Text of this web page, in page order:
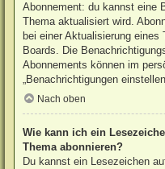
Abonnement: du kannst eine
Thema aktualisiert wird.
bei einer Aktualisierung
Boards. Die
Abonnements können im
„Benachrichtigungen
Nach oben
Wie kann ich ein
Thema abonnieren?
Du kannst ein Lesezeichen